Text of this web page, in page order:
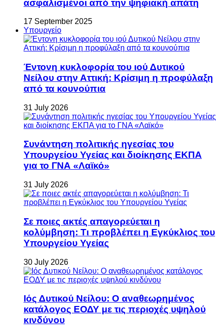
ασφαλισμένοι από την ψηφιακή απάτη
17 September 2025
Υπουργείο
Έντονη κυκλοφορία του ιού Δυτικού
Νείλου στην Αττική: Κρίσιμη η προφύλαξη
από τα κουνούπια
31 July 2026
Συνάντηση πολιτικής ηγεσίας του
Υπουργείου Υγείας και διοίκησης ΕΚΠΑ
για το ΓΝΑ «Λαϊκό»
31 July 2026
Σε ποιες ακτές απαγορεύεται η
κολύμβηση: Τι προβλέπει η Εγκύκλιος του
Υπουργείου Υγείας
30 July 2026
Ιός Δυτικού Νείλου: Ο αναθεωρημένος
κατάλογος ΕΟΔΥ με τις περιοχές υψηλού
κινδύνου